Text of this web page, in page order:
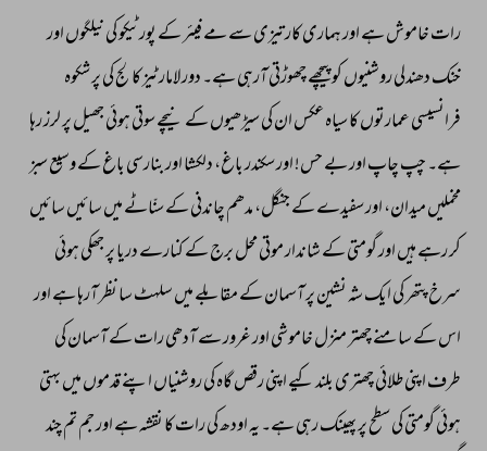
رات خاموش ہے اور ہماری کار تیزی سے مے فیئر کے پورٹیکو کی نیلگوں اور
خنک دھندلی روشنیوں کو پیچھے چھوڑتی آرہی ہے۔ دور لامارٹیز کالج کی پر شکوہ
فرانسیسی عمارتوں کا سیاہ عکس ان کی سیڑھیوں کے نیچے سوتی ہوئی جھیل پر لرز رہا
ہے۔ چپ چاپ اور بے حس! اور سکندر باغ، دلکشا اور بنارسی باغ کے وسیع سبز
مخملیں میدان، اور سفیدے کے جنگل، مدھم چاندنی کے سنّاٹے میں سائیں سائیں
کر رہے ہیں اور گومتی کے شاندار موتی محل برج کے کنارے دریا پر جھکی ہوئی
سرخ پتھر کی ایک شہ نشین پر آسمان کے مقابلے میں سلہٹ سا نظر آرہا ہے اور
اس کے سامنے چھتر منزل خاموشی اور غرور سے آدھی رات کے آسمان کی
طرف اپنی طلائی چھتری بلند کیے اپنی رقص گاہ کی روشنیاں اپنے قدموں میں بہتی
ہوئی گومتی کی سطح پر پھینک رہی ہے۔ یہ اودھ کی رات کا نقشہ ہے اور جم تم چند